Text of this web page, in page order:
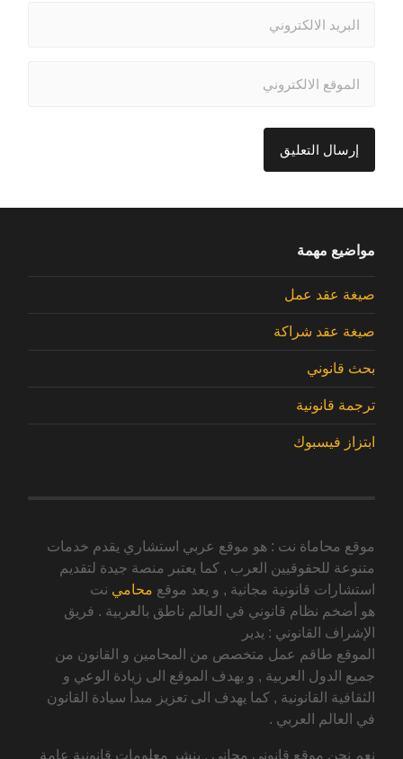
مواضيع مهمة
صيغة عقد عمل
صيغة عقد شراكة
بحث قانوني
ترجمة قانونية
ابتزاز فيسبوك
موقع محاماة نت : هو موقع عربي استشاري يقدم خدمات
متنوعة للحقوقيين العرب , كما يعتبر منصة جيدة لتقديم
استشارات قانونية مجانية , و يعد موقع محامي نت
هو أضخم نظام قانوني في العالم ناطق بالعربية . فريق
الإشراف القانوني : يدير
الموقع طاقم عمل متخصص من المحامين و القانون من
جميع الدول العربية , و يهدف الموقع الى زيادة الوعي و
الثقافية القانونية , كما يهدف الى تعزيز مبدأ سيادة القانون
في العالم العربي .
نعم نحن موقع قانوني مجاني , ينشر معلومات قانونية عامة